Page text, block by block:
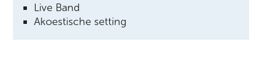
Live Band
Akoestische setting